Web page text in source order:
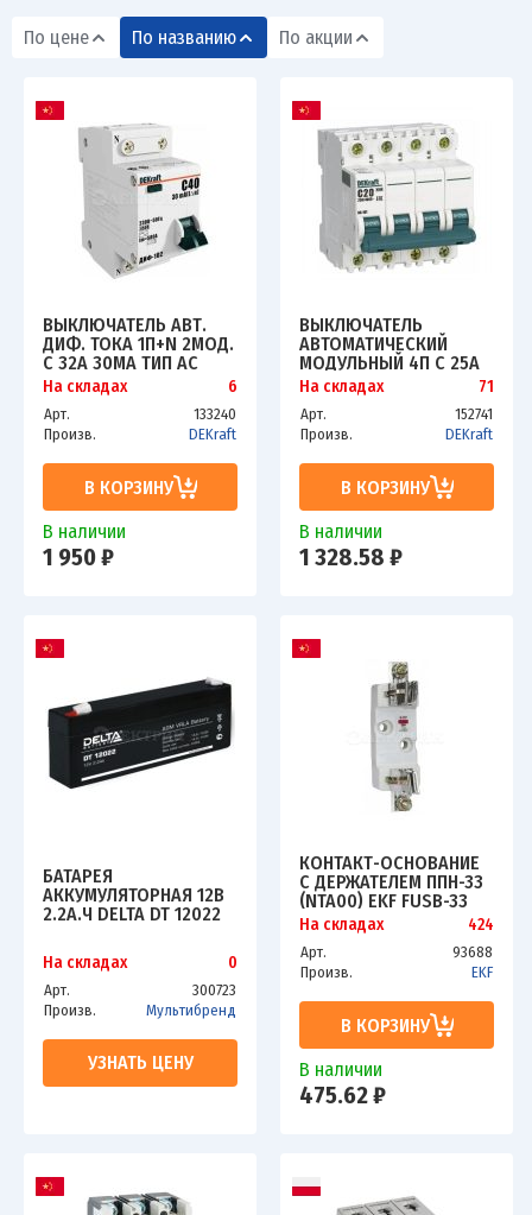
По цене По названию По акции
ВЫКЛЮЧАТЕЛЬ АВТ.
ДИФ. ТОКА 1П+N 2МОД.
C 32А 30МА ТИП AC
ДИФ-102 4.5КА
DEKRAFT 16006DEK
На складах 6
Арт.
133240
Произв.
DEKraft
В КОРЗИНУ
В наличии
1 950 ₽
ВЫКЛЮЧАТЕЛЬ
АВТОМАТИЧЕСКИЙ
МОДУЛЬНЫЙ 4П C 25А
4.5КА ВА-101 SCHE
11092DEK
На складах 71
Арт.
152741
Произв.
DEKraft
В КОРЗИНУ
В наличии
1 328.58 ₽
БАТАРЕЯ
АККУМУЛЯТОРНАЯ 12В
2.2А.Ч DELTA DT 12022
На складах 0
Арт.
300723
Произв.
Мультибренд
УЗНАТЬ ЦЕНУ
КОНТАКТ-ОСНОВАНИЕ
С ДЕРЖАТЕЛЕМ ППН-33
(NTA00) EKF FUSB-33
На складах 424
Арт.
93688
Произв.
EKF
В КОРЗИНУ
В наличии
475.62 ₽